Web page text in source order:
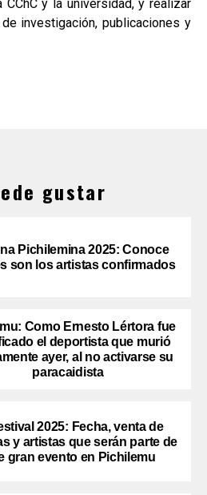
y la universidad, y realizar
investigación, publicaciones y
gustar
Pichilemina 2025: Conoce
son los artistas confirmados
Como Ernesto Lértora fue
el deportista que murió
ayer, al no activarse su
paracaidista
2025: Fecha, venta de
y artistas que serán parte de
gran evento en Pichilemu